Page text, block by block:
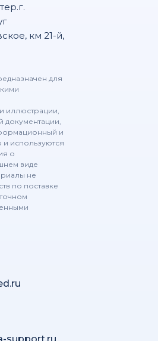
— KOMETA 4.1.21 Viewer
ГМ - KOMETA 4.1.21 Viewer
KOMETA 4.1.21 Viewer
4.1.21 Viewer
Browser
км 21-й,
для
иллюстрации,
документации,
и
и используются
о
виде
не
по поставке